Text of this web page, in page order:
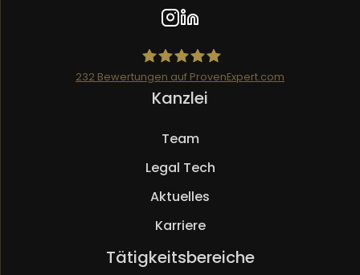
Mueller.legal
232 Bewertungen auf ProvenExpert.com
Kanzlei
Team
Legal Tech
Aktuelles
Karriere
Tätigkeitsbereiche